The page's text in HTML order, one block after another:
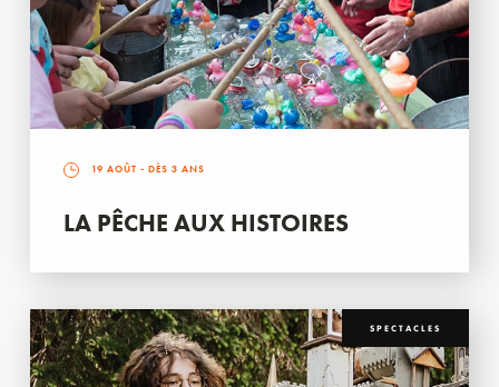
19 AOÛT - DÈS 3 ANS
LA PÊCHE AUX HISTOIRES
SPECTACLES